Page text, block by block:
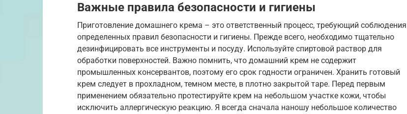
Важные правила безопасности и гигиены
Приготовление домашнего крема – это ответственный процесс, требующий соблюдения
определенных правил безопасности и гигиены. Прежде всего, необходимо тщательно
дезинфицировать все инструменты и посуду. Используйте спиртовой раствор для
обработки поверхностей. Важно помнить, что домашний крем не содержит
промышленных консервантов, поэтому его срок годности ограничен. Хранить готовый
крем следует в прохладном, темном месте, в плотно закрытой таре. Перед первым
применением обязательно протестируйте крем на небольшом участке кожи, чтобы
исключить аллергическую реакцию. Я всегда сначала наношу небольшое количество